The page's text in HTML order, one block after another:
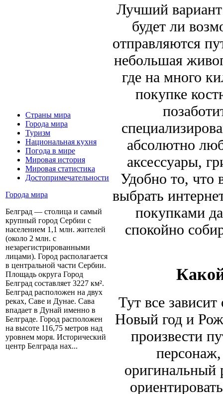
Страны мира
Города мира
Туризм
Национальная кухня
Погода в мире
Мировая история
Мировая статистика
Достопримечательности
Города мира
Белград — столица и самый
крупный город Сербии с
населением 1,1 млн. жителей
(около 2 млн. с
незарегистрированными
лицами). Город располагается
в центральной части Сербии.
Площадь округа Город
Белград составляет 3227 км².
Белград расположен на двух
реках, Саве и Дунае. Сава
впадает в Дунай именно в
Белграде. Город расположен
на высоте 116,75 метров над
уровнем моря. Исторический
центр Белграда нах...
Лучший
будет ли
отправляются
небольшая
где на много
покупке
абсолютно
аксессуары,
Удобно то, что
выбрать
покупками
спокойно
Тут все зависит
Новый год и
произвести
оригинальный